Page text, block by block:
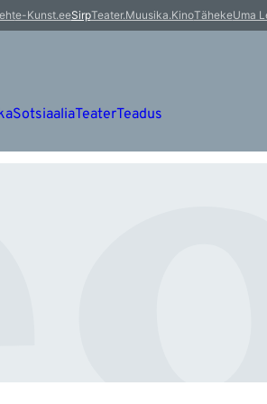
e-Kunst.eeSirpTeater.Muusika.KinoTähekeUma
SotsiaaliaTeaterTeadus